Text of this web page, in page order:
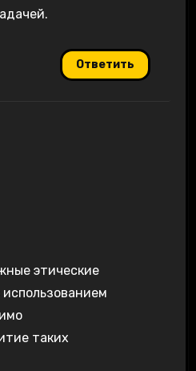
Ответить
этические
таких